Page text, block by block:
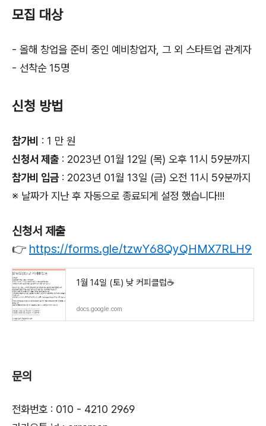
모집 대상
- 올해 창업을 준비 중인 예비창업자, 그 외 스타트업 관계자
- 선착순 15명
신청 방법
참가비 : 1 만 원
신청서 제출 : 2023년 01월 12일 (목) 오후 11시 59분까지
참가비 입금 : 2023년 01월 13일 (금) 오전 11시 59분까지
※ 날짜가 지난 후 자동으로 종료되게 설정 했습니다!!!
신청서 제출
👉 https://forms.gle/tzwY68QyQHMX7RLH9
1월 14일 (토) 낮 커피클럽☕
docs.google.com
문의
전화번호 : 010 - 4210 2969